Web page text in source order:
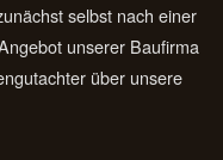
selbst nach einer
unserer Baufirma
über unsere